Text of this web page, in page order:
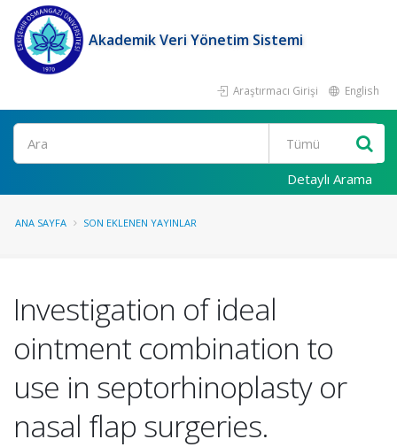
Akademik Veri Yönetim Sistemi
Araştırmacı Girişi English
Ara
Detaylı Arama
ANA SAYFA SON EKLENEN YAYINLAR
Investigation of ideal
ointment combination to
use in septorhinoplasty or
nasal flap surgeries.